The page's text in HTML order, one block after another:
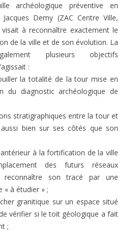
archéologique préventive en
Demy (ZAC Centre Ville,
à reconnaître exactement le
de la ville et de son évolution. La
plusieurs objectifs
:
la totalité de la tour mise en
du diagnostic archéologique de
stratigraphiques entre la tour et
bien sur ses côtés que son
à la fortification de la ville
des futurs réseaux
reconnaître son tracé par une
« à étudier » ;
granitique sur un espace situé
vérifier si le toit géologique a fait
;